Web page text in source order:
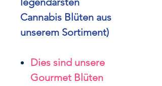
Cannabis Blüten aus
unserem Sortiment)
Dies sind unsere
Gourmet Blüten